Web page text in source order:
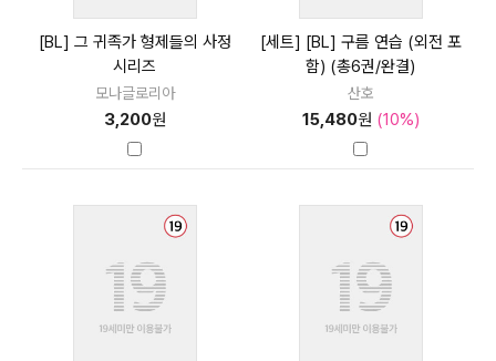
[BL] 그 귀족가 형제들의 사정
시리즈
모나글로리아
3,200원
[세트] [BL] 구름 연습 (외전 포
함) (총6권/완결)
산호
15,480원 (10%)